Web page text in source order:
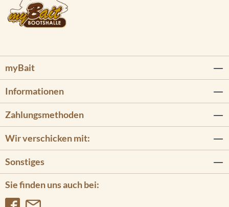
myBait
Informationen
Sie finden uns auch bei:
Zahlungsmethoden
Wir verschicken mit:
Sonstiges